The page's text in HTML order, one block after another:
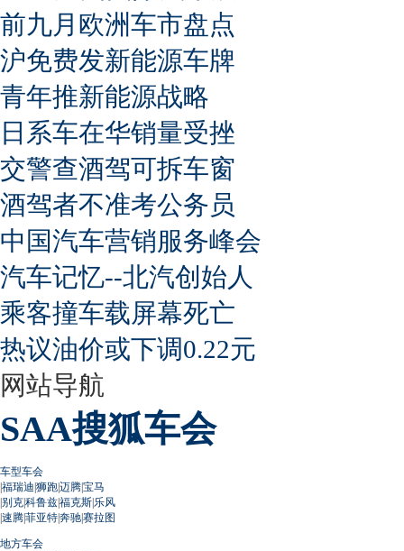
前九月欧洲车市盘点
沪免费发新能源车牌
青年推新能源战略
日系车在华销量受挫
交警查酒驾可拆车窗
酒驾者不准考公务员
中国汽车营销服务峰会
汽车记忆--北汽创始人
乘客撞车载屏幕死亡
热议油价或下调0.22元
网站导航
SAA搜狐车会
车型车会
|福瑞迪|狮跑|迈腾|宝马
|别克|科鲁兹|福克斯|乐风
|速腾|菲亚特|奔驰|赛拉图
地方车会